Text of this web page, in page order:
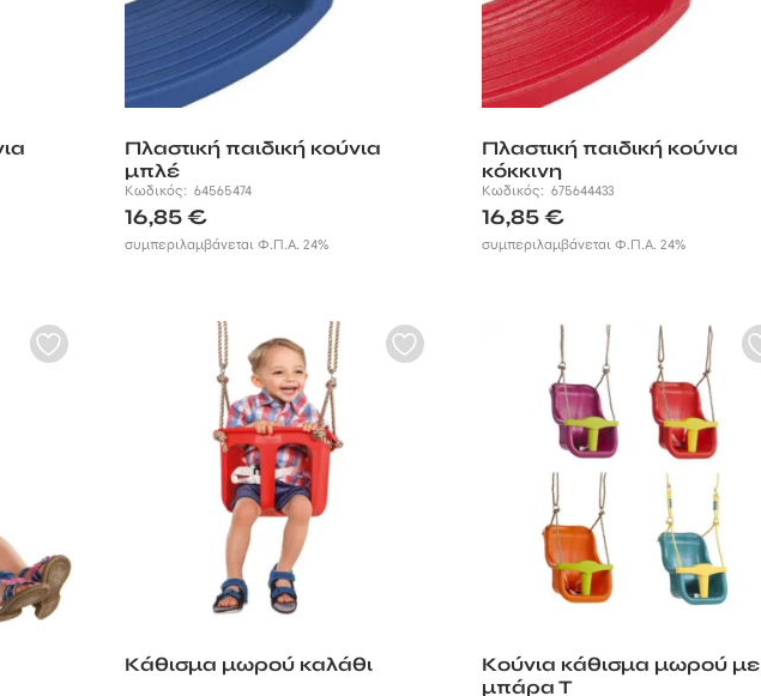
Πλαστική παιδική κούνια
μπλέ
Κωδικός:64565474
16,85€
συμπεριλαμβάνεται Φ.Π.Α. 24%
Πλαστική παιδική κούνια
κόκκινη
Κωδικός: 675644433
16,85€
συμπεριλαμβάνεται Φ.Π.Α. 24%
Κάθισμα μωρού καλάθι
Κούνια κάθισμα μωρού με
μπάρα Τ